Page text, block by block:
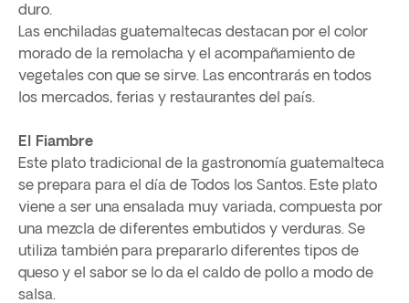
duro.
Las enchiladas guatemaltecas destacan por el color
morado de la remolacha y el acompañamiento de
vegetales con que se sirve. Las encontrarás en todos
los mercados, ferias y restaurantes del país.
El Fiambre
Este plato tradicional de la gastronomía guatemalteca
se prepara para el día de Todos los Santos. Este plato
viene a ser una ensalada muy variada, compuesta por
una mezcla de diferentes embutidos y verduras. Se
utiliza también para prepararlo diferentes tipos de
queso y el sabor se lo da el caldo de pollo a modo de
salsa.